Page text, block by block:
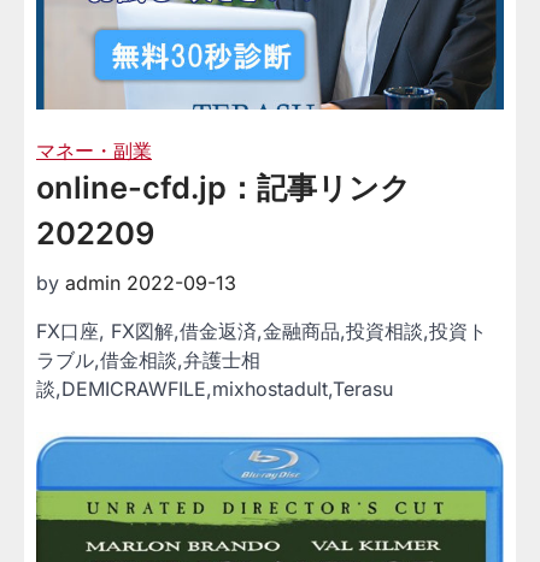
マネー・副業
online-cfd.jp：記事リンク
202209
by admin 2022-09-13
FX口座, FX図解,借金返済,金融商品,投資相談,投資ト
ラブル,借金相談,弁護士相
談,DEMICRAWFILE,mixhostadult,Terasu